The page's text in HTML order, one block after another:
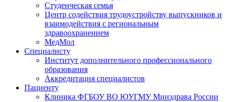
Студенческая семья
Центр содействия трудоустройству выпускников и
взаимодействия с региональным
здравоохранением
МедМол
Специалисту
Институт дополнительного профессионального
образования
Аккредитация специалистов
Пациенту
Клиника ФГБОУ ВО ЮУГМУ Минздрава России